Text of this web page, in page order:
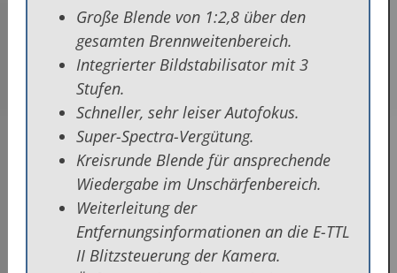
Große Blende von 1:2,8 über den
gesamten Brennweitenbereich.
Integrierter Bildstabilisator mit 3
Stufen.
Schneller, sehr leiser Autofokus.
Super-Spectra-Vergütung.
Kreisrunde Blende für ansprechende
Wiedergabe im Unschärfenbereich.
Weiterleitung der
Entfernungsinformationen an die E-TTL
II Blitzsteuerung der Kamera.